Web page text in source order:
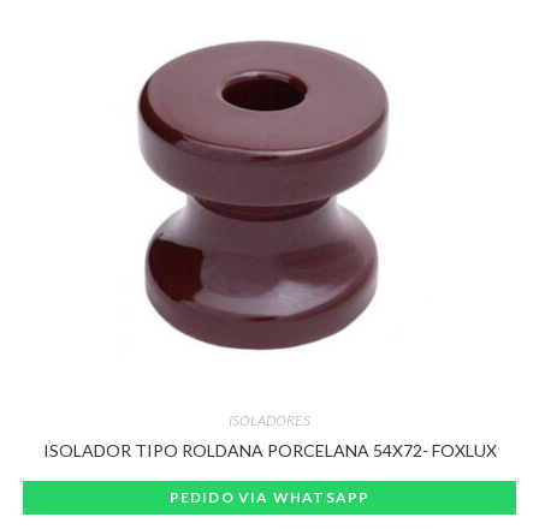
ISOLADORES
ISOLADOR TIPO ROLDANA PORCELANA 54X72- FOXLUX
PEDIDO VIA WHATSAPP